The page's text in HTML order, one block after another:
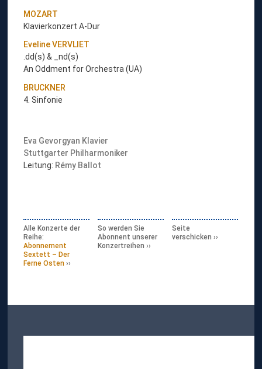
MOZART
Klavierkonzert A-Dur
Eveline VERVLIET
.dd(s) & _nd(s)
An Oddment for Orchestra (UA)
BRUCKNER
4. Sinfonie
Eva Gevorgyan Klavier
Stuttgarter Philharmoniker
Leitung: Rémy Ballot
Alle Konzerte der
Reihe:
Abonnement
Sextett – Der
Ferne Osten
So werden Sie
Abonnent unserer
Konzertreihen
Seite
verschicken